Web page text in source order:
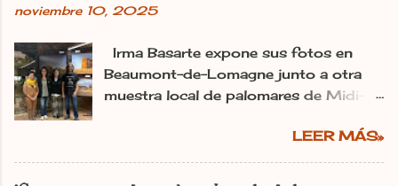
c
m
e
n
t
a
noviembre 10, 2025
Irma Basarte expone sus fotos en
Beaumont-de-Lomagne junto a otra
muestra local de palomares de Midi-
izquierda) con Miguel Pastrana y las
colaboradoras francesas. dl Ana
Gaitero León 11.11.2025 | 06:00
LEER MÁS»